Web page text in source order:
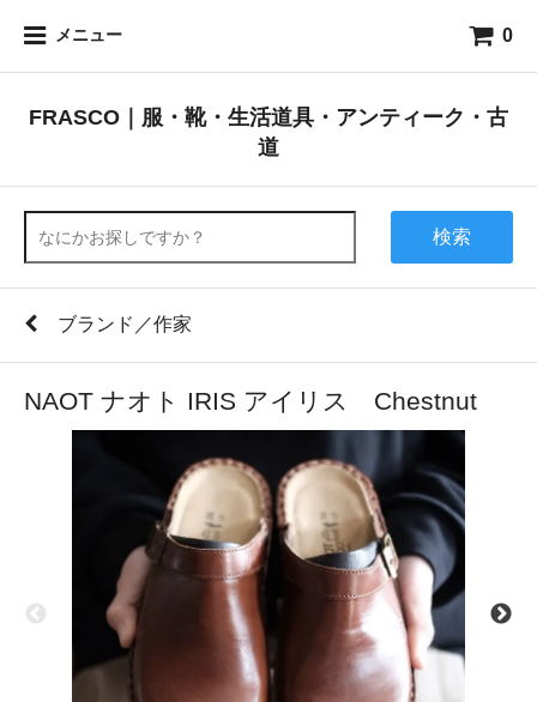
メニュー 0
FRASCO｜服・靴・生活道具・アンティーク・古
道
検索
ブランド／作家
NAOT ナオト IRIS アイリス Chestnut